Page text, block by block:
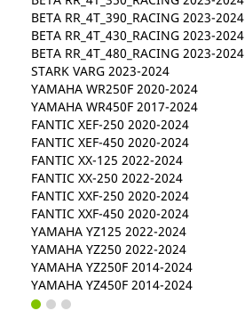
BETA RR_4T_390_RACING 2023-2024
BETA RR_4T_430_RACING 2023-2024
BETA RR_4T_480_RACING 2023-2024
STARK VARG 2023-2024
YAMAHA WR250F 2020-2024
YAMAHA WR450F 2017-2024
FANTIC XEF-250 2020-2024
FANTIC XEF-450 2020-2024
FANTIC XX-125 2022-2024
FANTIC XX-250 2022-2024
FANTIC XXF-250 2020-2024
FANTIC XXF-450 2020-2024
YAMAHA YZ125 2022-2024
YAMAHA YZ250 2022-2024
YAMAHA YZ250F 2014-2024
YAMAHA YZ450F 2014-2024